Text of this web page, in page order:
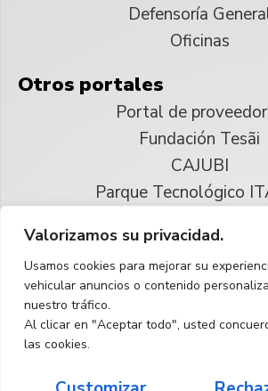
Valorizamos su privacidad.
Usamos cookies para mejorar su
vehicular anuncios o contenido
nuestro tráfico.
Al clicar en "Aceptar todo", usted
las cookies.
Defensoría
Oficinas
Otros portales
Portal de
Fundación Tesãi
CAJUBI
Parque Tecnológico
Reservados todos los
Español